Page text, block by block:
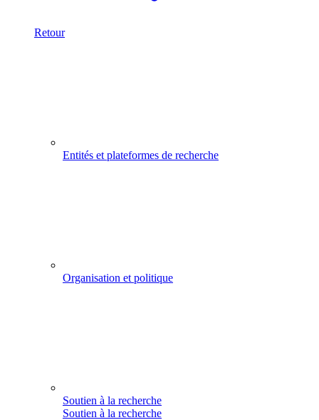
Retour
Entités et plateformes de recherche
Organisation et politique
Soutien à la recherche
Soutien à la recherche